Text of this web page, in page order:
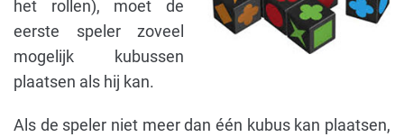
het rollen), moet de
eerste speler zoveel
mogelijk kubussen
plaatsen als hij kan.
Als de speler niet meer dan één kubus kan plaatsen,